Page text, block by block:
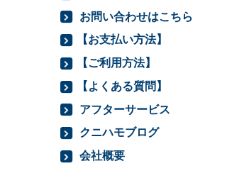
お問い合わせはこちら
【お支払い方法】
【ご利用方法】
【よくある質問】
アフターサービス
クニハモブログ
会社概要